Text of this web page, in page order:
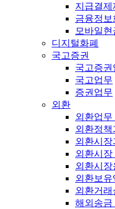
지급결제
금융정보
모바일
디지털화폐
국고증권
국고증권
국고업무
증권업무
외환
외환업무
외환정책
외환시장
외환시장
외환시장
외환보유
외환거래
해외송금